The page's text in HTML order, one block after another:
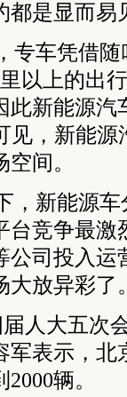
都是显而易
专车凭借
以上的出
此新能源汽
见，新能
间。
，新能源
台竞争最激
公司投入运
大放异彩了
人大五次
军表示，北
辆。